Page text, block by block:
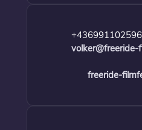
volker@freeride-
freeride-